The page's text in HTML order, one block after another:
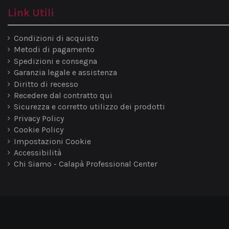
Link Utili
Condizioni di acquisto
Metodi di pagamento
Spedizioni e consegna
Garanzia legale e assistenza
Diritto di recesso
Recedere dal contratto qui
Sicurezza e corretto utilizzo dei prodotti
Privacy Policy
Cookie Policy
Impostazioni Cookie
Accessibilità
Chi Siamo - Calapà Professional Center